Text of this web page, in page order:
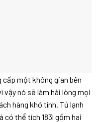
cấp một không gian bên
nó sẽ làm hài lòng mọi
hàng khó tính. Tủ lạnh
có thể tích 183l gồm hai